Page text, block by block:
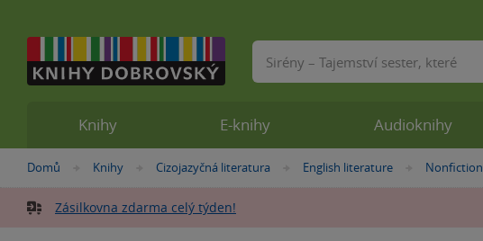
Nacházíte
zde:
Domů »
Knihy »
Cizojazyčná literatura »
English literature »
Nonfiction
Zásilkovna zdarma celý týden!
Knihy E-knihy Audioknihy
Vyhledávání